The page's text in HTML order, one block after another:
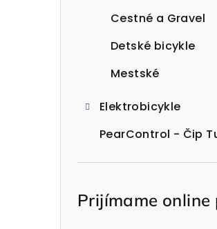
Cestné a Gravel
Detské bicykle
Mestské
Elektrobicykle
PearControl - Čip
Prijímame